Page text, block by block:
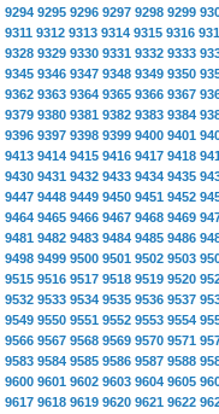
9294 9295 9296 9297 9298 9299
9311 9312 9313 9314 9315 9316
9328 9329 9330 9331 9332 9333
9345 9346 9347 9348 9349 9350
9362 9363 9364 9365 9366 9367
9379 9380 9381 9382 9383 9384
9396 9397 9398 9399 9400 9401
9413 9414 9415 9416 9417 9418
9430 9431 9432 9433 9434 9435
9447 9448 9449 9450 9451 9452
9464 9465 9466 9467 9468 9469
9481 9482 9483 9484 9485 9486
9498 9499 9500 9501 9502 9503
9515 9516 9517 9518 9519 9520
9532 9533 9534 9535 9536 9537
9549 9550 9551 9552 9553 9554
9566 9567 9568 9569 9570 9571
9583 9584 9585 9586 9587 9588
9600 9601 9602 9603 9604 9605
9617 9618 9619 9620 9621 9622